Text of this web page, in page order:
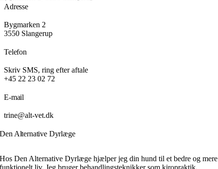
Adresse
Bygmarken 2
3550 Slangerup
Telefon
Skriv SMS, ring efter aftale
+45 22 23 02 72
E-mail
trine@alt-vet.dk
Den Alternative Dyrlæge
Hos Den Alternative Dyrlæge hjælper jeg din hund til et bedre og mere